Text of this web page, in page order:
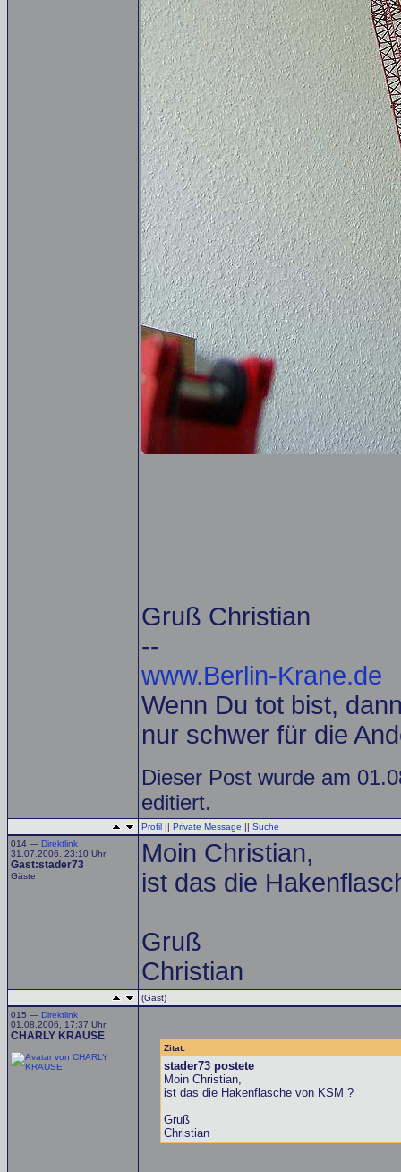
Gruß Christian
--
www.Berlin-Krane.de
Wenn Du tot bist,
nur schwer für die
Dieser Post wurde am
editiert.
Profil || Private Message || Suche
014 — Direktlink
31.07.2006, 23:10 Uhr
Gast:stader73
Gäste
Moin Christian,
ist das die
Gruß
Christian
(Gast)
015 — Direktlink
01.08.2006, 17:37 Uhr
CHARLY KRAUSE
Zitat:
stader73 postete
Moin Christian,
ist das die Hakenflasche von KSM ?
Gruß
Christian